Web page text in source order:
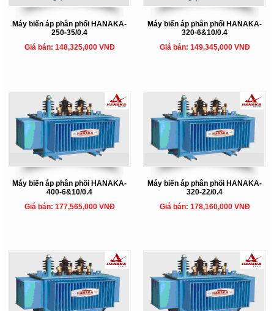
Máy biến áp phân phối HANAKA-
250-35/0.4
Giá bán: 148,325,000 VNĐ
Máy biến áp phân phối HANAKA-
320-6&10/0.4
Giá bán: 149,345,000 VNĐ
Máy biến áp phân phối HANAKA-
400-6&10/0.4
Giá bán: 177,565,000 VNĐ
Máy biến áp phân phối HANAKA-
320-22/0.4
Giá bán: 178,160,000 VNĐ